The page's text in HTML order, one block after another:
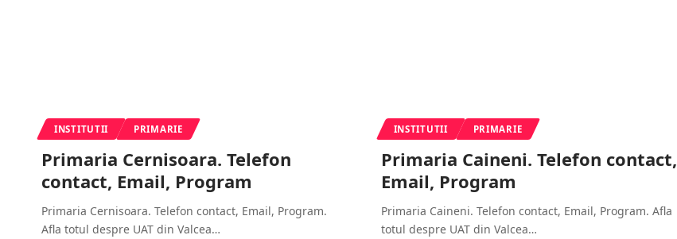
INSTITUTII PRIMARIE
Primaria Cernisoara. Telefon
contact, Email, Program
Primaria Cernisoara. Telefon contact, Email, Program.
Afla totul despre UAT din Valcea…
INSTITUTII PRIMARIE
Primaria Caineni. Telefon contact,
Email, Program
Primaria Caineni. Telefon contact, Email, Program. Afla
totul despre UAT din Valcea…